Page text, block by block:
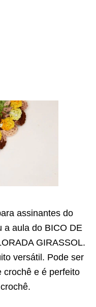
assinantes do
a aula do BICO DE
GIRASSOL.
versátil. Pode ser
crochê e é perfeito